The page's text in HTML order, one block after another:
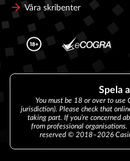
Våra skribenter
Spela
You must be 18 or over to use
jurisdiction). Please check that
taking part. If you’re concerned
from professional
reserved © 2018–2026